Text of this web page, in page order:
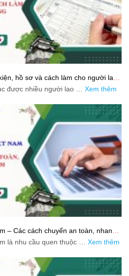
hồ sơ và cách làm cho người lao
được nhiều người lao … Xem thêm
– Các cách chuyển an toàn, nhanh
là nhu cầu quen thuộc … Xem thêm